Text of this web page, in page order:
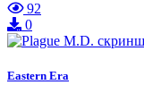
92
0
Eastern Era